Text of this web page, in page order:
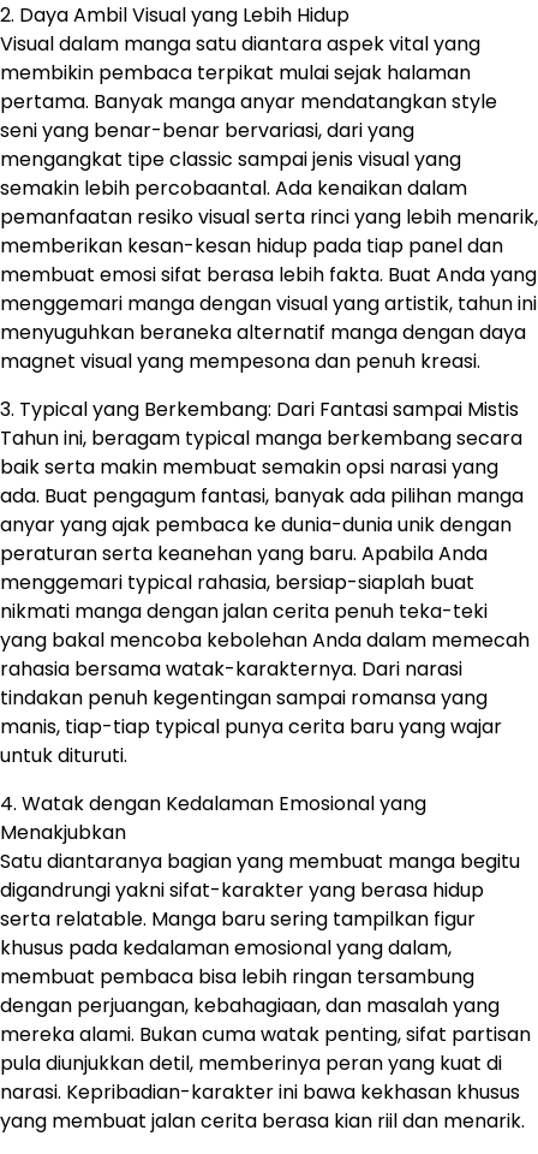
2. Daya Ambil Visual yang Lebih Hidup
Visual dalam manga satu diantara aspek vital yang
membikin pembaca terpikat mulai sejak halaman
pertama. Banyak manga anyar mendatangkan style
seni yang benar-benar bervariasi, dari yang
mengangkat tipe classic sampai jenis visual yang
semakin lebih percobaantal. Ada kenaikan dalam
pemanfaatan resiko visual serta rinci yang lebih menarik,
memberikan kesan-kesan hidup pada tiap panel dan
membuat emosi sifat berasa lebih fakta. Buat Anda yang
menggemari manga dengan visual yang artistik, tahun ini
menyuguhkan beraneka alternatif manga dengan daya
magnet visual yang mempesona dan penuh kreasi.
3. Typical yang Berkembang: Dari Fantasi sampai Mistis
Tahun ini, beragam typical manga berkembang secara
baik serta makin membuat semakin opsi narasi yang
ada. Buat pengagum fantasi, banyak ada pilihan manga
anyar yang ajak pembaca ke dunia-dunia unik dengan
peraturan serta keanehan yang baru. Apabila Anda
menggemari typical rahasia, bersiap-siaplah buat
nikmati manga dengan jalan cerita penuh teka-teki
yang bakal mencoba kebolehan Anda dalam memecah
rahasia bersama watak-karakternya. Dari narasi
tindakan penuh kegentingan sampai romansa yang
manis, tiap-tiap typical punya cerita baru yang wajar
untuk dituruti.
4. Watak dengan Kedalaman Emosional yang
Menakjubkan
Satu diantaranya bagian yang membuat manga begitu
digandrungi yakni sifat-karakter yang berasa hidup
serta relatable. Manga baru sering tampilkan figur
khusus pada kedalaman emosional yang dalam,
membuat pembaca bisa lebih ringan tersambung
dengan perjuangan, kebahagiaan, dan masalah yang
mereka alami. Bukan cuma watak penting, sifat partisan
pula diunjukkan detil, memberinya peran yang kuat di
narasi. Kepribadian-karakter ini bawa kekhasan khusus
yang membuat jalan cerita berasa kian riil dan menarik.